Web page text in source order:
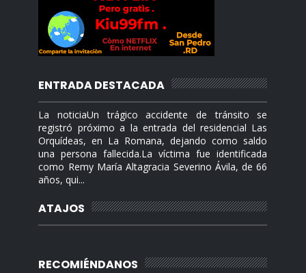
ENTRADA DESTACADA
La noticiaUn trágico accidente de tránsito se
registró próximo a la entrada del residencial Las
Orquídeas, en La Romana, dejando como saldo
una persona fallecida.La víctima fue identificada
como Remy María Altagracia Severino Ávila, de 66
años, qui...
ATAJOS
RECOMIÉNDANOS